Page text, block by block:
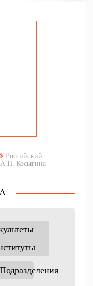
Российский
А.Н. Косыгина
Подразделения